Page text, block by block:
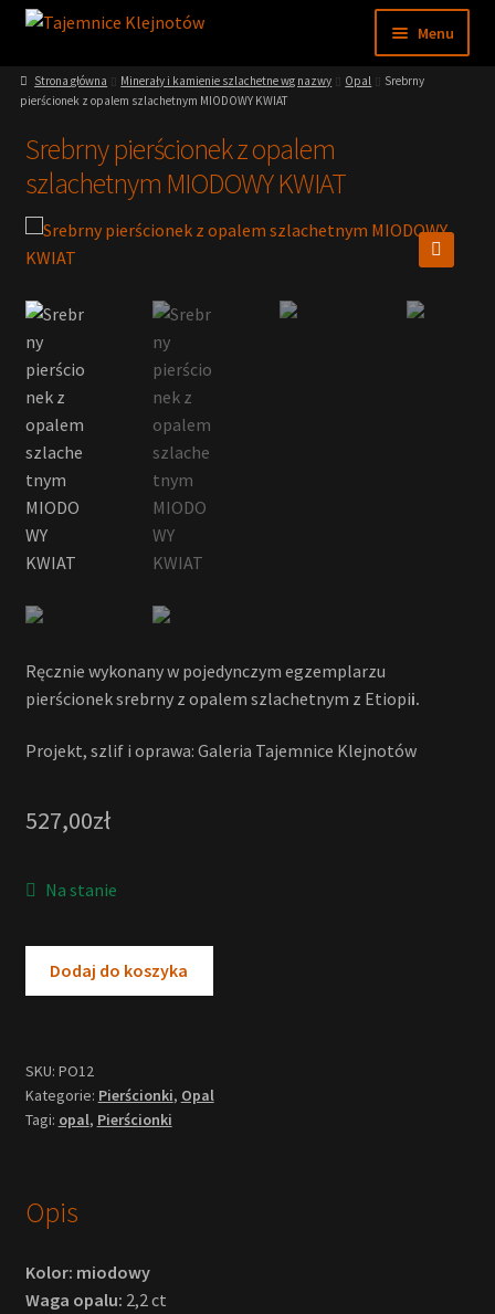
Przejdź
nawigacji
Przejdź
treści
Menu
Sklep
Moje konto
Nasze muzeum
Wiedza
Strona główna Minerały i kamienie szlachetne wg nazwy Opal
Srebrny
pierścionek z opalem szlachetnym MIODOWY KWIAT
Srebrny pierścionek z opalem
szlachetnym MIODOWY KWIAT
Ręcznie wykonany w pojedynczym egzemplarzu
pierścionek srebrny z opalem szlachetnym z Etiopii.
Projekt, szlif i oprawa: Galeria Tajemnice Klejnotów
527,00zł
Na stanie
Dodaj do koszyka
SKU: PO12
Kategorie: Pierścionki, Opal
Tagi: opal, Pierścionki
Opis
Kolor: miodowy
Waga opalu: 2,2 ct